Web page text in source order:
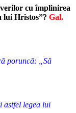
cu împlinirea
lui Hristos”? Gal.
poruncă: „Să
astfel legea lui